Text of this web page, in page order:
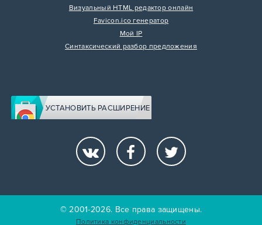
Визуальный HTML редактор онлайн
Favicon.ico генератор
Мой IP
Синтаксический разбор предложения
УСТАНОВИТЬ РАСШИРЕНИЕ
© 2001-2026. Все права защищены.
Политика конфиденциальности